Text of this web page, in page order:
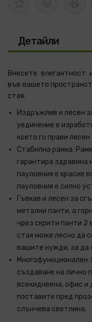
Детайли
Внесете елегантност
във вашето
стая.
Издръжлив и лесен
уединение е
което го прави
Стабилна рамка:
гарантира здравина
пауловния е красив
пауловния е силно
Гъвкав и лесен за
метални панти, а
чрез скрити панти 2
стая може лесно да
вашите нужди, за да
Многофункционален:
създаване на лично
всекидневна, офис
поставите пред
слънчева светлина.